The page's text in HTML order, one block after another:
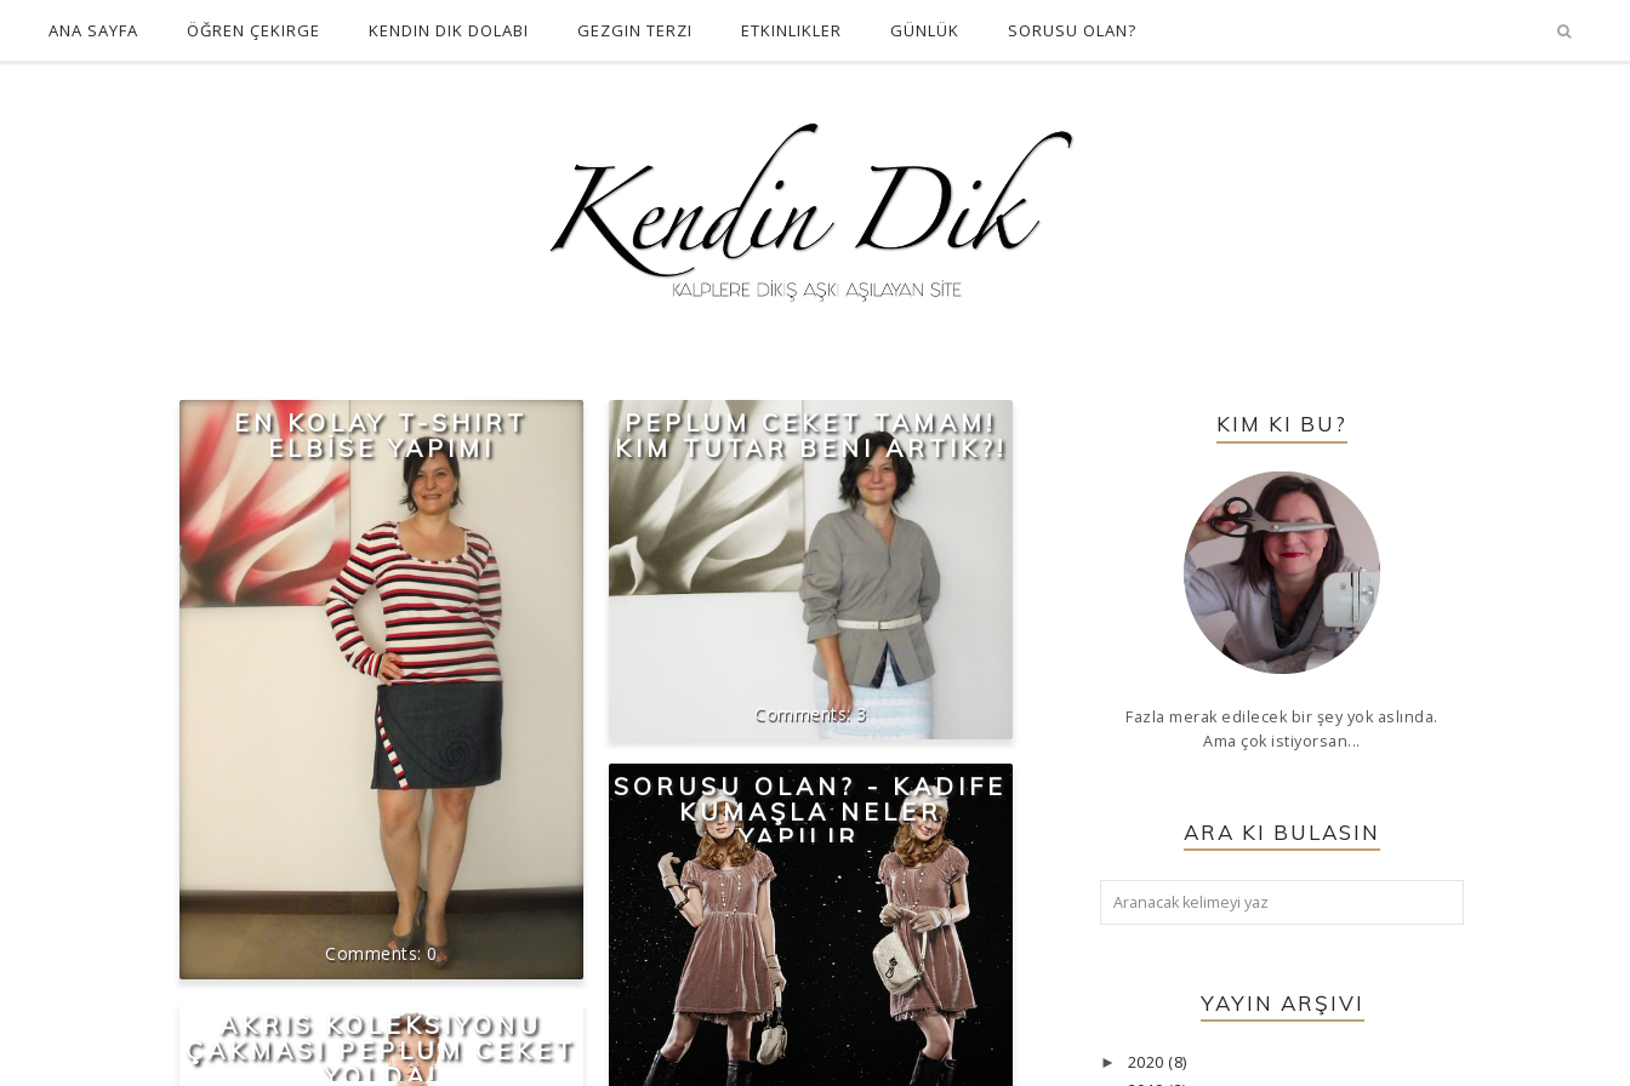
ANA SAYFA ÖĞREN ÇEKIRGE KENDIN DIK DOLABI GEZGIN TERZI ETKINLIKLER GÜNLÜK SORUSU OLAN?
EN KOLAY T-SHIRT
ELBİSE YAPIMI
0
PEPLUM CEKET TAMAM!
KIM TUTAR BENI ARTIK?!
3
SORUSU OLAN? - KADIFE
KUMAŞLA NELER
YAPILIR…
AKRIS KOLEKSIYONU
ÇAKMASI PEPLUM CEKET
YOLDA!
KIM KI BU?
Fazla merak edilecek bir şey yok aslında.
Ama çok istiyorsan...
ARA KI BULASIN
YAYIN ARŞIVI
► 2020 (8)